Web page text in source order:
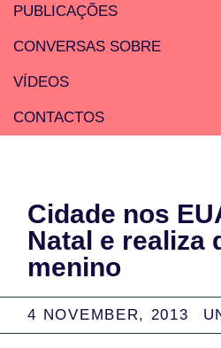
PUBLICAÇÕES
CONVERSAS SOBRE
VÍDEOS
CONTACTOS
Cidade nos
Natal e realiza
menino
4 NOVEMBER, 2013